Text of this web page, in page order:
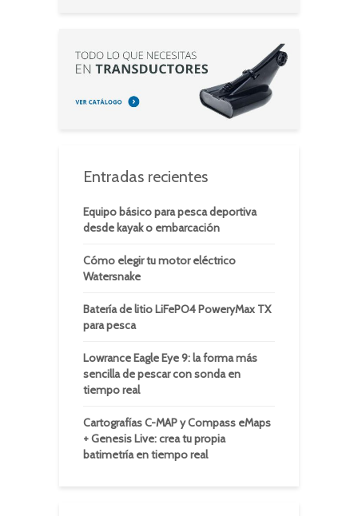
Entradas recientes
Equipo básico para pesca deportiva
desde kayak o embarcación
Cómo elegir tu motor eléctrico
Watersnake
Batería de litio LiFePO4 PoweryMax TX
para pesca
Lowrance Eagle Eye 9: la forma más
sencilla de pescar con sonda en
tiempo real
Cartografías C-MAP y Compass eMaps
+ Genesis Live: crea tu propia
batimetría en tiempo real